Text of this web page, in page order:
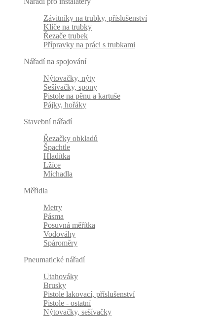
Závitníky na trubky, příslušenství
Klíče na trubky
Řezače trubek
Přípravky na práci s trubkami
Nářadí na spojování
Nýtovačky, nýty
Sešívačky, spony
Pistole na pěnu a kartuše
Pájky, hořáky
Stavební nářadí
Řezačky obkladů
Špachtle
Hladítka
Lžíce
Míchadla
Měřidla
Metry
Pásma
Posuvná měřítka
Vodováhy
Spároměry
Pneumatické nářadí
Utahováky
Brusky
Pistole lakovací, příslušenství
Pistole - ostatní
Nýtovačky, sešívačky